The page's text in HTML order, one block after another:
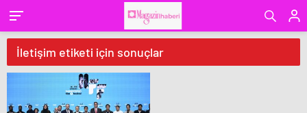
İletişim etiketi için sonuçlar